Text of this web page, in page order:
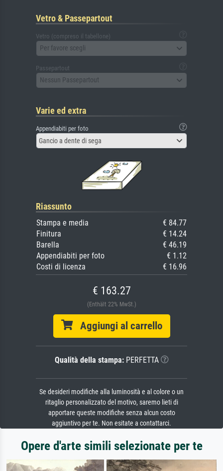
Vetro & Passepartout
Vetro (compreso il tabellone)
Per favore scegli
Passepartout
Nessun Passepartout
Varie ed extra
Appendiabiti per foto
Gancio a dente di sega
Riassunto
Stampa e media
€ 84.77
Finitura
€ 14.24
Barella
€ 46.19
Appendiabiti per foto
€ 1.12
Costi di licenza
€ 16.96
€ 163.27
(Enthält 22% MwSt.)
Aggiungi al carrello
Qualità della stampa:PERFETTA
Se desideri modifiche alla luminosità e al colore o un
ritaglio personalizzato del motivo, saremo lieti di
apportare queste modifiche senza alcun costo
aggiuntivo per te. Non esitate a contattarci.
Opere d'arte simili selezionate per te